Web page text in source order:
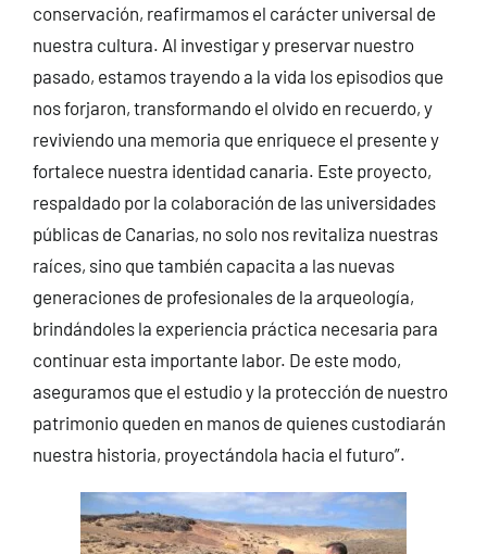
conservación, reafirmamos el carácter universal de
nuestra cultura. Al investigar y preservar nuestro
pasado, estamos trayendo a la vida los episodios que
nos forjaron, transformando el olvido en recuerdo, y
reviviendo una memoria que enriquece el presente y
fortalece nuestra identidad canaria. Este proyecto,
respaldado por la colaboración de las universidades
públicas de Canarias, no solo nos revitaliza nuestras
raíces, sino que también capacita a las nuevas
generaciones de profesionales de la arqueología,
brindándoles la experiencia práctica necesaria para
continuar esta importante labor. De este modo,
aseguramos que el estudio y la protección de nuestro
patrimonio queden en manos de quienes custodiarán
nuestra historia, proyectándola hacia el futuro”.